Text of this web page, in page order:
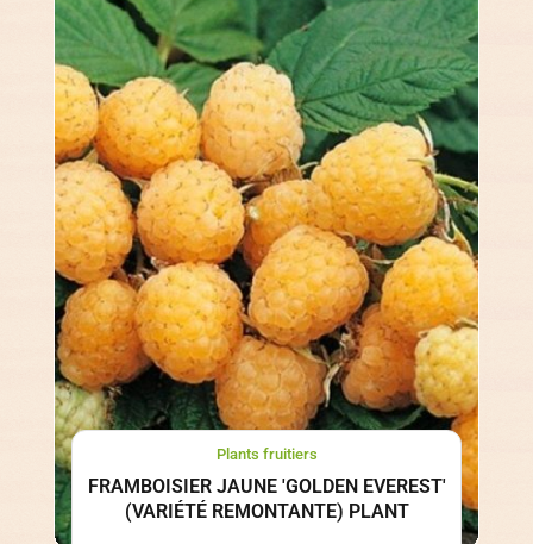
Plants fruitiers
FRAMBOISIER JAUNE 'GOLDEN EVEREST'
(VARIÉTÉ REMONTANTE) PLANT